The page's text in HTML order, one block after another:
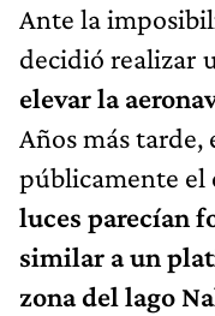
Ante la
decidió realizar
elevar la
Años más
públicamente el
luces parecían
similar a un
zona del lago